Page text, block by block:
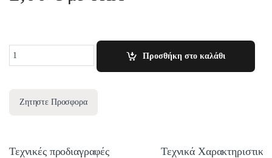
Προσθήκη στο καλάθι
Ζητηστε Προσφορα
Τεχνικές προδιαγραφές Τεχνικά Χαρακτηριστικά